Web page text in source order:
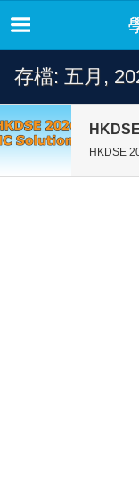
存檔: 五月,